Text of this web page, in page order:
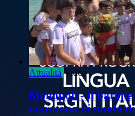
Attualità Video
Monopoli - Il barone
maratona di nuoto